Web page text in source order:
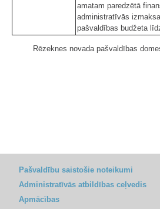
amatam paredzētā
administratīvās
pašvaldības budžeta
Rēzeknes novada pašvaldības
Pašvaldību saistošie noteikumi
Administratīvās atbildības ceļvedis
Apmācības